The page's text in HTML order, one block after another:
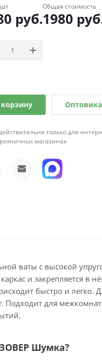
руб.
Общая стоимость
1980
только для
магазинах
ваты с высокой
и закрепляется в
быстро и легко.
для
Шумка?